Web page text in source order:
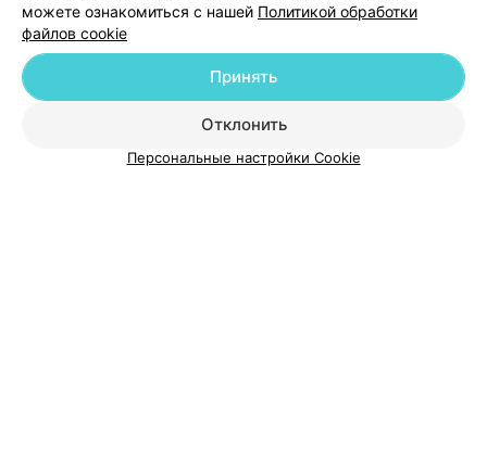
О проекте Новости проекта
Размещение рекламы
Медицинский маркетинг
Публичный договор
Пользовательское соглашение
Способы оплаты
можете ознакомиться с нашей Политикой обработки
файлов cookie
Отклонить
Принять
Персональные настройки Cookie